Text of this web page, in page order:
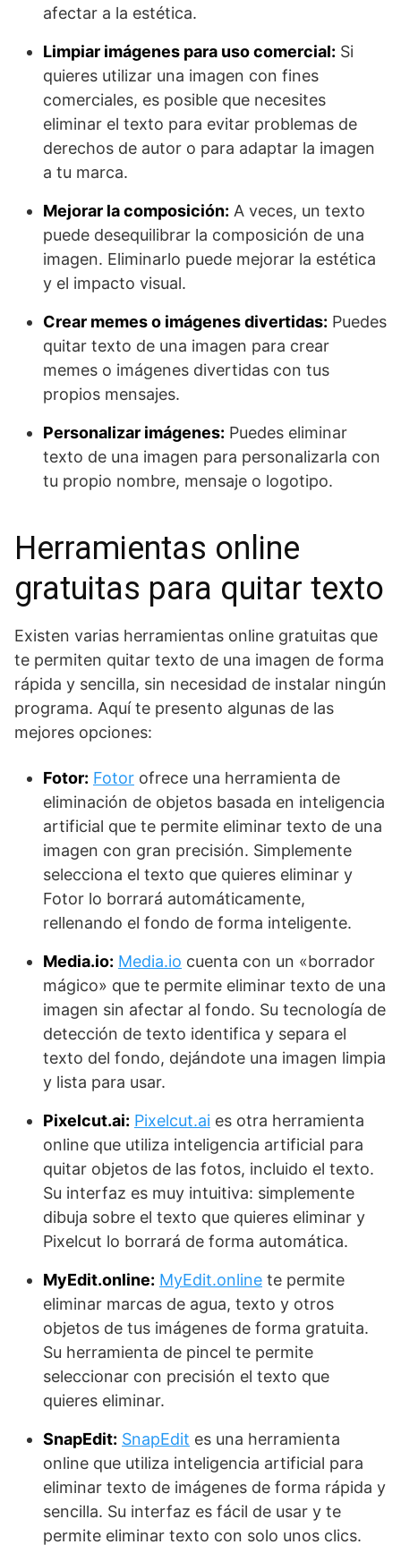
afectar a la estética.
Limpiar imágenes para uso comercial: Si
quieres utilizar una imagen con fines
comerciales, es posible que necesites
eliminar el texto para evitar problemas de
derechos de autor o para adaptar la imagen
a tu marca.
Mejorar la composición: A veces, un texto
puede desequilibrar la composición de una
imagen. Eliminarlo puede mejorar la estética
y el impacto visual.
Crear memes o imágenes divertidas: Puedes
quitar texto de una imagen para crear
memes o imágenes divertidas con tus
propios mensajes.
Personalizar imágenes: Puedes eliminar
texto de una imagen para personalizarla con
tu propio nombre, mensaje o logotipo.
Herramientas online
gratuitas para quitar texto
Existen varias herramientas online gratuitas que
te permiten quitar texto de una imagen de forma
rápida y sencilla, sin necesidad de instalar ningún
programa. Aquí te presento algunas de las
mejores opciones:
Fotor: Fotor ofrece una herramienta de
eliminación de objetos basada en inteligencia
artificial que te permite eliminar texto de una
imagen con gran precisión. Simplemente
selecciona el texto que quieres eliminar y
Fotor lo borrará automáticamente,
rellenando el fondo de forma inteligente.
Media.io: Media.io cuenta con un «borrador
mágico» que te permite eliminar texto de una
imagen sin afectar al fondo. Su tecnología de
detección de texto identifica y separa el
texto del fondo, dejándote una imagen limpia
y lista para usar.
Pixelcut.ai: Pixelcut.ai es otra herramienta
online que utiliza inteligencia artificial para
quitar objetos de las fotos, incluido el texto.
Su interfaz es muy intuitiva: simplemente
dibuja sobre el texto que quieres eliminar y
Pixelcut lo borrará de forma automática.
MyEdit.online: MyEdit.online te permite
eliminar marcas de agua, texto y otros
objetos de tus imágenes de forma gratuita.
Su herramienta de pincel te permite
seleccionar con precisión el texto que
quieres eliminar.
SnapEdit: SnapEdit es una herramienta
online que utiliza inteligencia artificial para
eliminar texto de imágenes de forma rápida y
sencilla. Su interfaz es fácil de usar y te
permite eliminar texto con solo unos clics.